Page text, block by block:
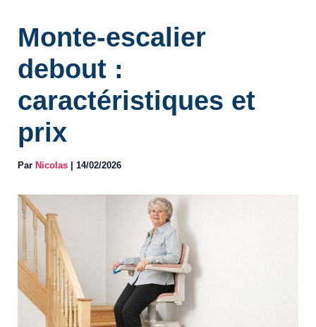
Monte-escalier
debout :
caractéristiques et
prix
Par Nicolas 14/02/2026